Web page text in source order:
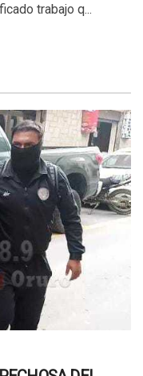
trabajo q...